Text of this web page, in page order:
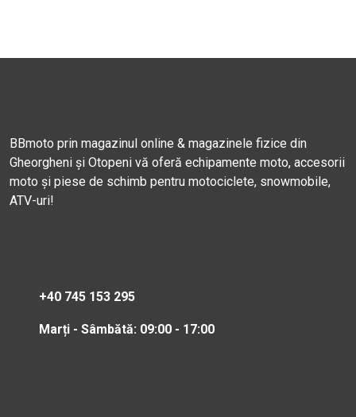
BBmoto prin magazinul online & magazinele fizice din
Gheorgheni și Otopeni vă oferă echipamente moto, accesorii
moto și piese de schimb pentru motociclete, snowmobile,
ATV-uri!
+40 745 153 295
Marți - Sâmbătă: 09:00 - 17:00